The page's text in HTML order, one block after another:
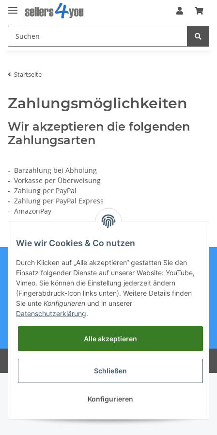
Startseite
Zahlungsmöglichkeiten
Wir akzeptieren die folgenden
Zahlungsarten
- Barzahlung bei Abholung
- Vorkasse per Überweisung
- Zahlung per PayPal
- Zahlung per PayPal Express
- AmazonPay
Informationen
Gesetzliche Informationen
* Alle Preise inkl. gesetzlicher USt., zzgl.Versand
© Sellers4you Powered byJTL-Shop
Wie wir Cookies & Co nutzen
Durch Klicken auf „Alle akzeptieren“ gestatten Sie den
Einsatz folgender Dienste auf unserer Website: YouTube,
Vimeo. Sie können die Einstellung jederzeit ändern
(Fingerabdruck-Icon links unten). Weitere Details finden
Sie unte Konfigurieren und in unserer
Datenschutzerklärung.
Alle akzeptieren
Schließen
Konfigurieren